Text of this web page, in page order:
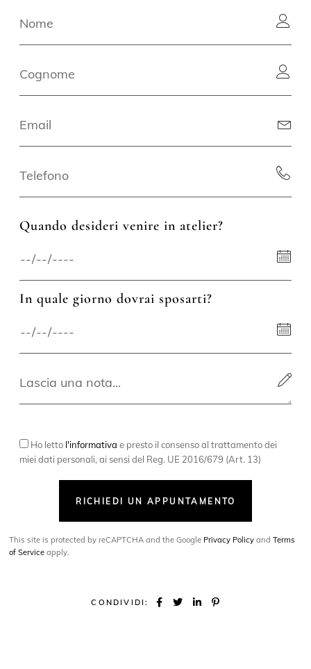
Quando desideri venire in atelier?
In quale giorno dovrai sposarti?
Ho letto l'informativa e presto il consenso al trattamento dei
miei dati personali, ai sensi del Reg. UE 2016/679 (Art. 13)
RICHIEDI UN APPUNTAMENTO
This site is protected by reCAPTCHA and the Google Privacy Policy andTerms
of Service apply.
CONDIVIDI: